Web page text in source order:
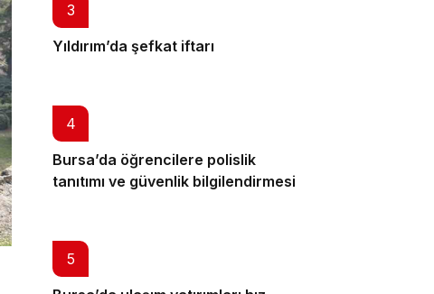
3
Yıldırım’da şefkat iftarı
4
Bursa’da öğrencilere polislik
tanıtımı ve güvenlik bilgilendirmesi
5